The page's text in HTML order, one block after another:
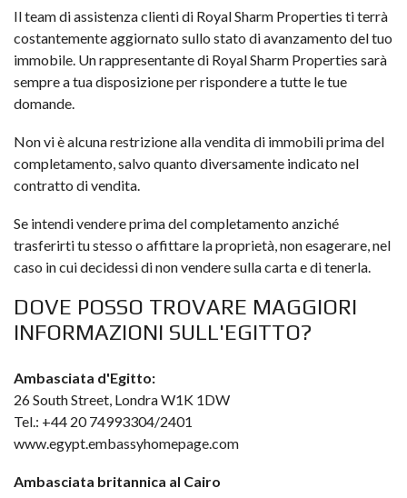
Il team di assistenza clienti di Royal Sharm Properties ti terrà
costantemente aggiornato sullo stato di avanzamento del tuo
immobile. Un rappresentante di Royal Sharm Properties sarà
sempre a tua disposizione per rispondere a tutte le tue
domande.
Non vi è alcuna restrizione alla vendita di immobili prima del
completamento, salvo quanto diversamente indicato nel
contratto di vendita.
Se intendi vendere prima del completamento anziché
trasferirti tu stesso o affittare la proprietà, non esagerare, nel
caso in cui decidessi di non vendere sulla carta e di tenerla.
DOVE POSSO TROVARE MAGGIORI
INFORMAZIONI SULL'EGITTO?
Ambasciata d'Egitto:
26 South Street, Londra W1K 1DW
Tel.: +44 20 74993304/2401
www.egypt.embassyhomepage.com
Ambasciata britannica al Cairo